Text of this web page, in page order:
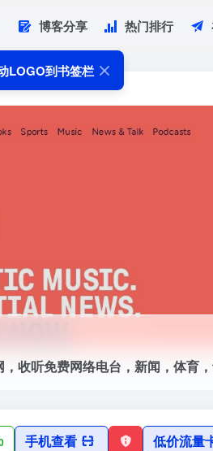
LOGO到书签栏
博客分享 热门排行
手机查看 低价流量
官网，收听免费网络电台，新闻，体育
，000 个 ...